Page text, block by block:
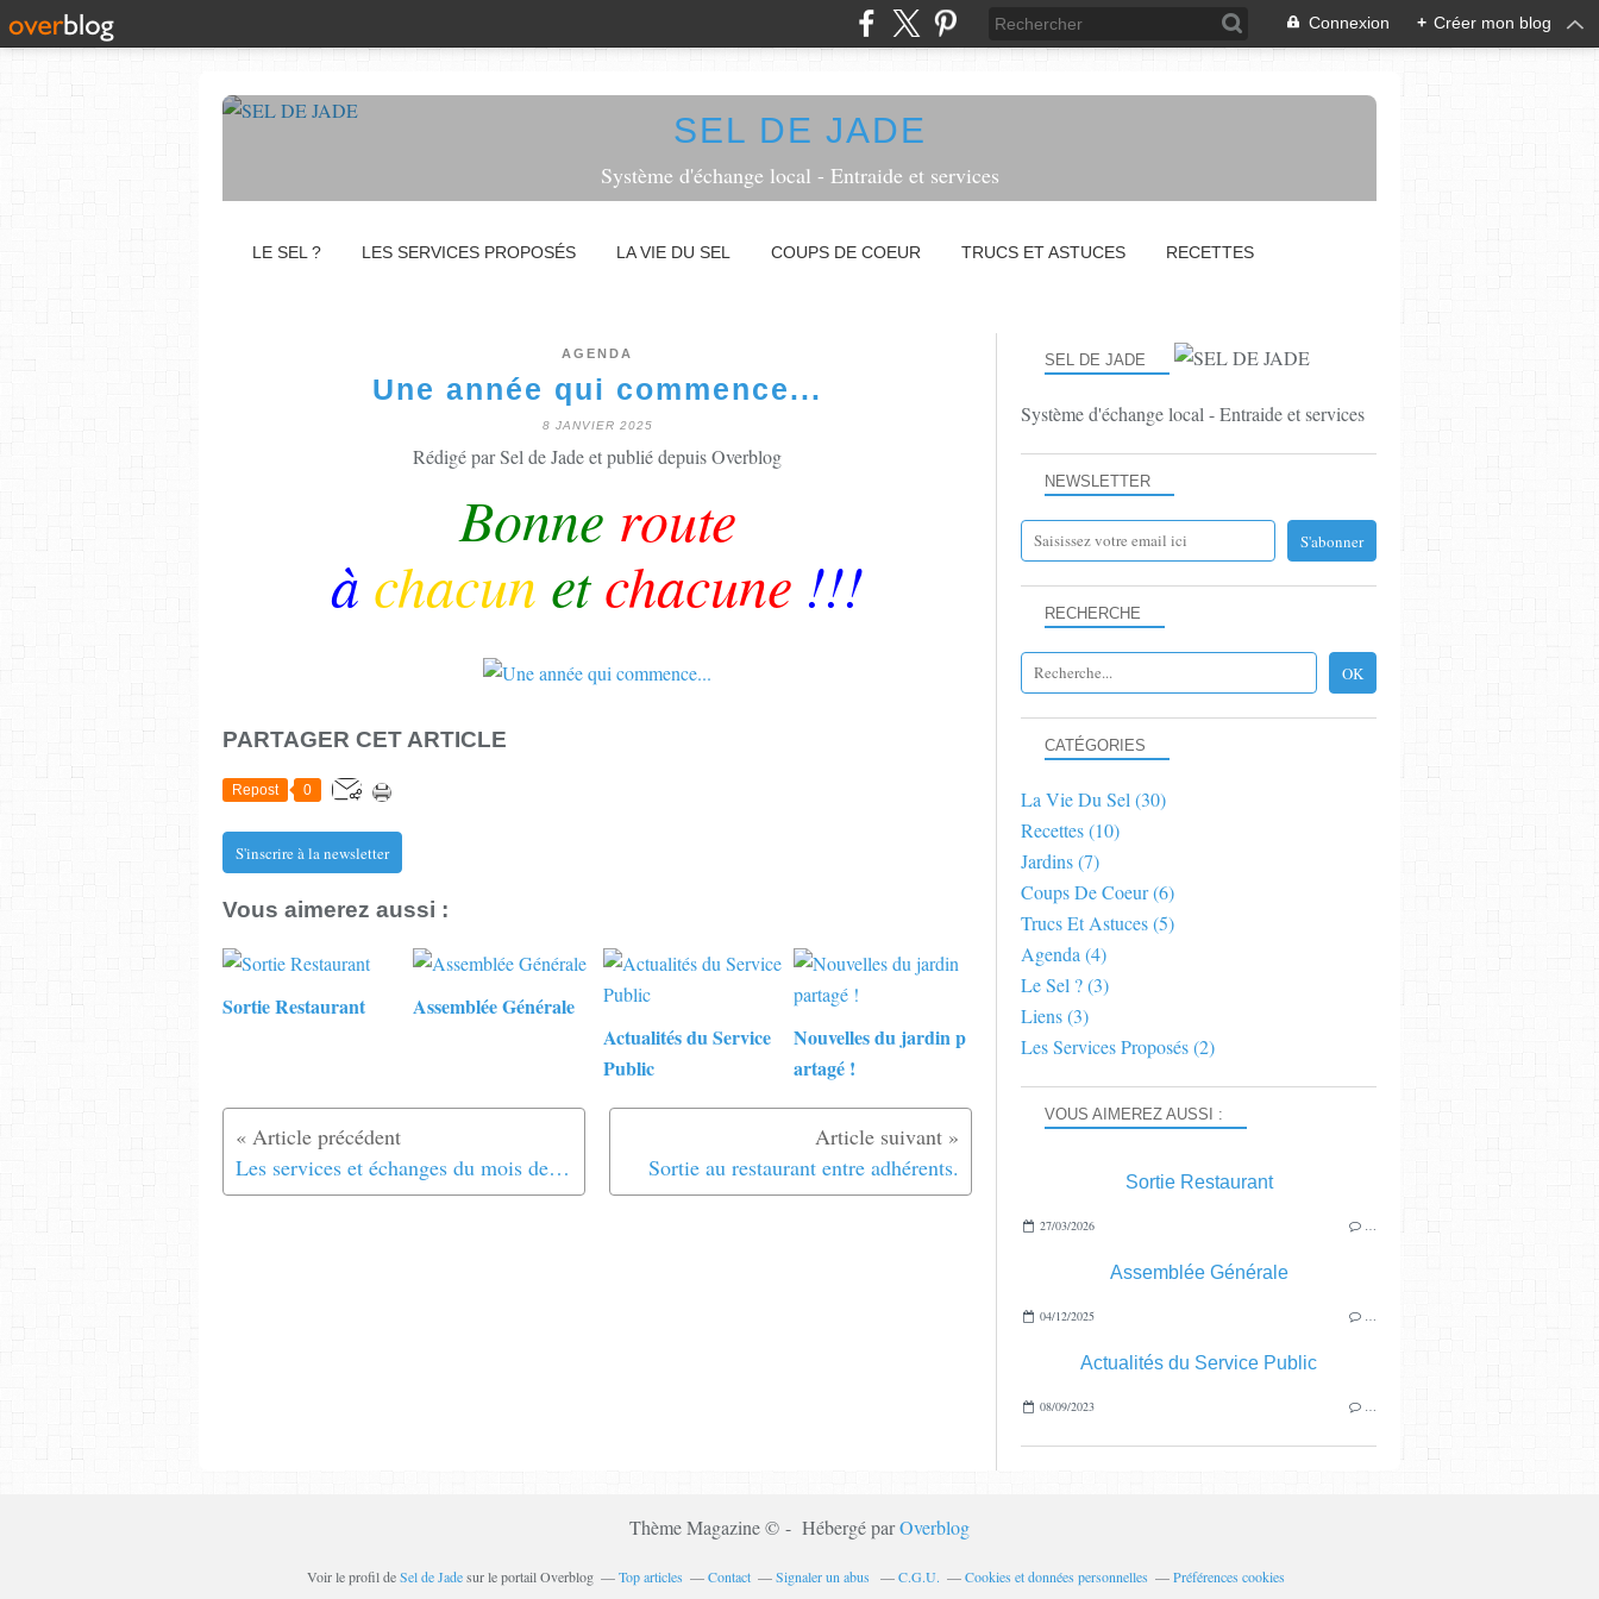
Connexion + Créer mon blog
SEL DE JADE
Système d'échange local - Entraide et services
LE SEL ? LES SERVICES PROPOSÉS LA VIE DU SEL COUPS DE COEUR TRUCS ET ASTUCES RECETTES
AGENDA
Une année qui commence...
8 JANVIER 2025
Rédigé par Sel de Jade et publié depuis Overblog
Bonne route
à chacun et chacune !!!
PARTAGER CET ARTICLE
Repost 0
S'inscrire à la newsletter
Vous aimerez aussi :
Sortie Restaurant
Assemblée Générale
Actualités du Service
Public
Nouvelles du jardin p
artagé !
Les services et échanges du mois de Novembre Sortie au restaurant entre adhérents.
NEWSLETTER
RECHERCHE
SEL DE JADE
Système d'échange local - Entraide et services
VOUS AIMEREZ AUSSI :
Sortie Restaurant
27/03/2026 …
Assemblée Générale
04/12/2025 …
Actualités du Service Public
08/09/2023 …
CATÉGORIES
La Vie Du Sel (30)
Recettes(10)
Jardins(7)
Coups De Coeur(6)
Trucs Et Astuces(5)
Agenda (4)
Le Sel ?(3)
Liens(3)
Les Services Proposés(2)
Thème Magazine © - Hébergé parOverblog
Voir le profil deSel de Jadesur le portail Overblog Top articles Contact Signaler un abus C.G.U. Cookies et données personnelles Préférences cookies